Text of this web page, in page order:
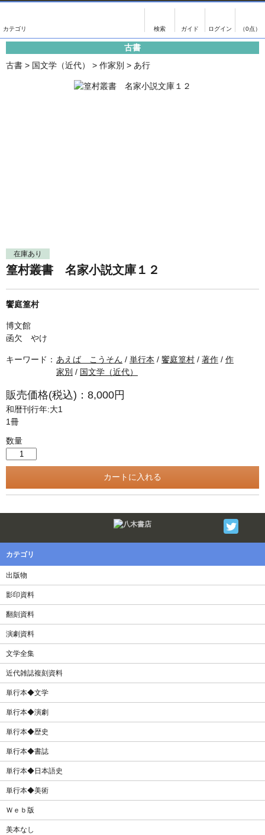
（0点）
影印資料
単行本◆日本語史
単行本◆美術
Ｗｅｂ版
美本なし
書誌学・目録
古書目録
画像がある商品のみ検索
古書
古書 > 国文学（近代） > 作家別 > あ行
在庫あり
篁村叢書 名家小説文庫１２
饗庭篁村
博文館
函欠 やけ
キーワード： あえば こうそん / 単行本 / 饗庭篁村 / 著作 / 作
家別 / 国文学（近代）
販売価格(税込)：8,000円
和暦刊行年:大1
1冊
数量
カテゴリ
出版物
影印資料
翻刻資料
演劇資料
文学全集
近代雑誌複刻資料
単行本◆文学
単行本◆演劇
単行本◆歴史
単行本◆書誌
単行本◆日本語史
単行本◆美術
Ｗｅｂ版
美本なし